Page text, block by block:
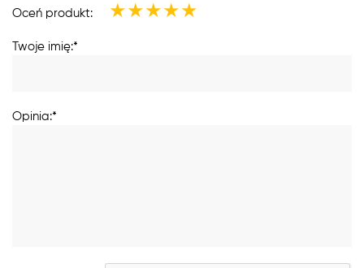
Oceń produkt: ★★★★★
Twoje imię:*
Opinia:*